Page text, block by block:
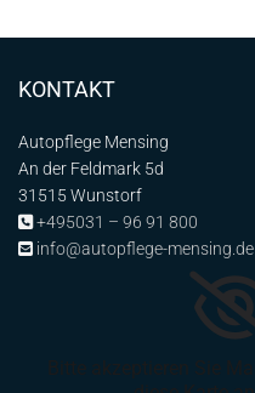
KONTAKT
Autopflege Mensing
An der Feldmark 5d
31515 Wunstorf
 +495031 – 96 91 800
 info@autopflege-mensing.de